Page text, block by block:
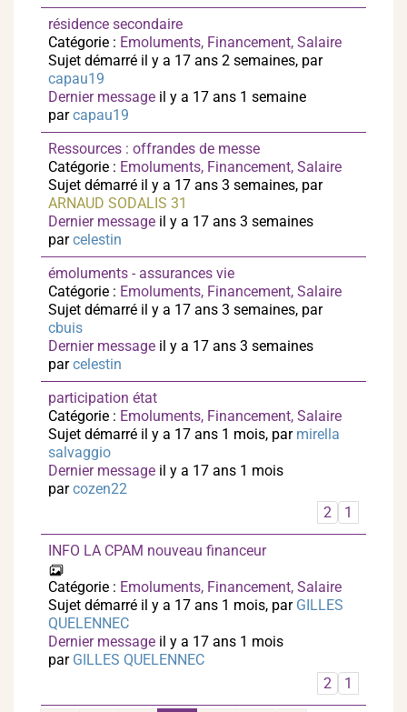
résidence secondaire
Catégorie : Emoluments, Financement, Salaire
Sujet démarré il y a 17 ans 2 semaines, par
capau19
Dernier message il y a 17 ans 1 semaine
parcapau19
Ressources : offrandes de messe
Catégorie : Emoluments, Financement, Salaire
Sujet démarré il y a 17 ans 3 semaines, par
ARNAUD SODALIS 31
Dernier message il y a 17 ans 3 semaines
parcelestin
émoluments - assurances vie
Catégorie : Emoluments, Financement, Salaire
Sujet démarré il y a 17 ans 3 semaines, par
cbuis
Dernier message il y a 17 ans 3 semaines
parcelestin
participation état
Catégorie : Emoluments, Financement, Salaire
Sujet démarré il y a 17 ans 1 mois, par mirella
salvaggio
Dernier message il y a 17 ans 1 mois
parcozen22
1
2
INFO LA CPAM nouveau financeur
Catégorie : Emoluments, Financement, Salaire
Sujet démarré il y a 17 ans 1 mois, par GILLES
QUELENNEC
Dernier message il y a 17 ans 1 mois
par GILLES QUELENNEC
1
2